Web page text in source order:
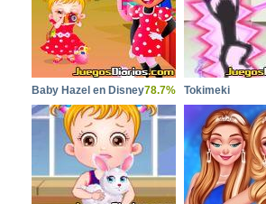
Baby Hazel en Disney78.7% Tokimeki